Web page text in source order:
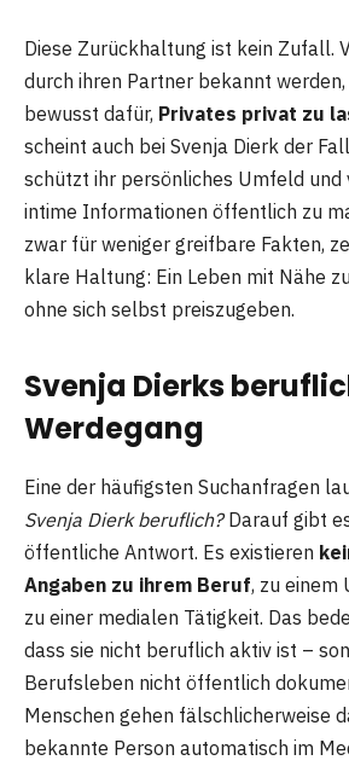
Diese Zurückhaltung ist kein Zufall.
durch ihren Partner bekannt
bewusst dafür, Privates privat zu
scheint auch bei Svenja Dierk der
schützt ihr persönliches Umfeld und
intime Informationen öffentlich zu
zwar für weniger greifbare Fakten,
klare Haltung: Ein Leben mit Nähe
ohne sich selbst preiszugeben.
Svenja Dierks
Werdegang
Eine der häufigsten Suchanfragen
Svenja Dierk beruflich?Darauf gibt
öffentliche Antwort. Es existieren
Angaben zu ihrem Beruf, zu einem
zu einer medialen Tätigkeit. Das
dass sie nicht beruflich aktiv ist –
Berufsleben nicht öffentlich
Menschen gehen fälschlicherweise
bekannte Person automatisch im